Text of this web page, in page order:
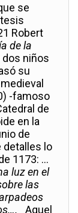
se
Robert
de la
dos niños
su
-famoso
de
en la
de
detalles lo
1173: …
luz en el
las
Aquel